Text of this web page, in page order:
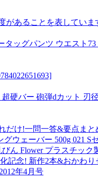
があることを表していま
タッグパンツ ウエスト73
硬バー 砲弾dカット 刃
だけ!一問一答&要点まと
ウェーバー 500g 021 S
ん Flower プラスチック
記念! 新作2本&おかわり
年4月号